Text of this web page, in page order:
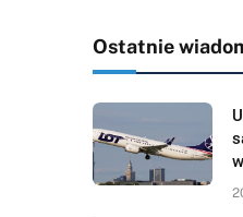
Ostatnie